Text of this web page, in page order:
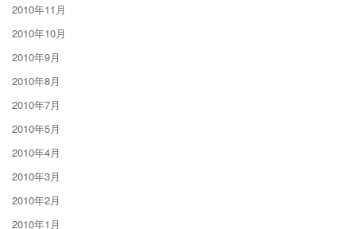
2010年11月
2010年10月
2010年9月
2010年8月
2010年7月
2010年5月
2010年4月
2010年3月
2010年2月
2010年1月